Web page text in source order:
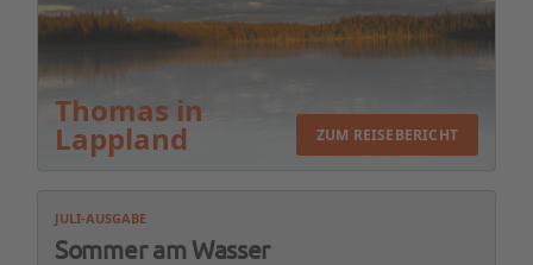
Thomas in
Lappland ZUM REISEBERICHT
JULI-AUSGABE
Sommer am Wasser